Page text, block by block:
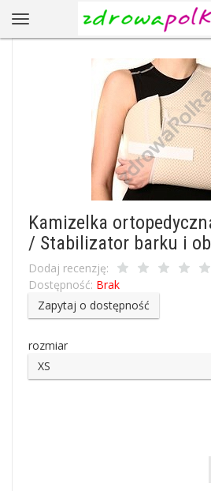
Kamizelka
/ Stabilizator barku i
Dodaj recenzję:
Dostępność: Brak
Zapytaj o dostępność
rozmiar
XS